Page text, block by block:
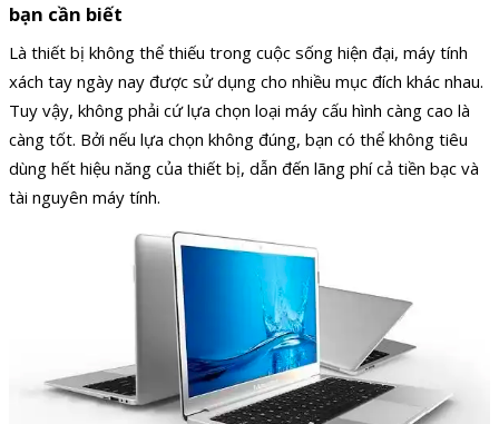
bạn cần biết
Là thiết bị không thể thiếu trong cuộc sống hiện đại, máy tính
xách tay ngày nay được sử dụng cho nhiều mục đích khác nhau.
Tuy vậy, không phải cứ lựa chọn loại máy cấu hình càng cao là
càng tốt. Bởi nếu lựa chọn không đúng, bạn có thể không tiêu
dùng hết hiệu năng của thiết bị, dẫn đến lãng phí cả tiền bạc và
tài nguyên máy tính.